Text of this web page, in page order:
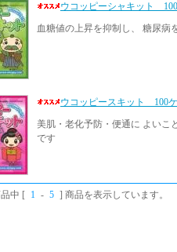
ウコッピーシャキット
血糖値の上昇を抑制し、 糖尿病
ウコッピースキット 100
美肌・老化予防・便通に よいこ
です
中 [ 1 - 5 ] 商品を表示しています。